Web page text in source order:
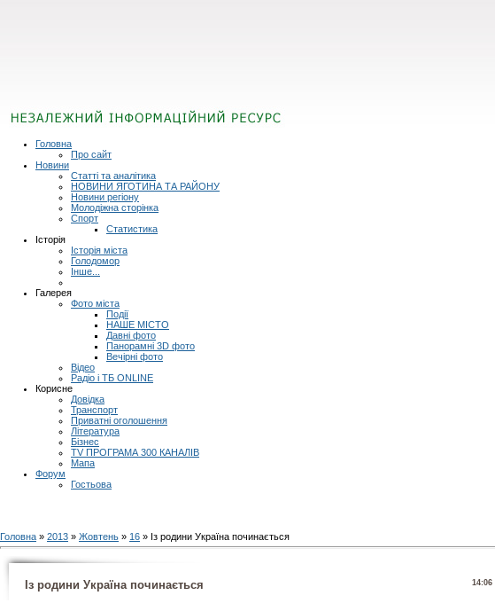
Головна
Про сайт
Новини
Статті та аналітика
НОВИНИ ЯГОТИНА ТА РАЙОНУ
Новини регіону
Молодіжна сторінка
Спорт
Статистика
Історія
Історія міста
Голодомор
Інше...
Галерея
Фото міста
Події
НАШЕ МІСТО
Давні фото
Панорамні 3D фото
Вечірні фото
Відео
Радіо і ТБ ONLINE
Корисне
Довідка
Транспорт
Приватні оголошення
Література
Бізнес
TV ПРОГРАМА 300 КАНАЛІВ
Мапа
Форум
Гостьова
Головна » 2013 » Жовтень » 16 » Із родини Україна починається
14:06
Із родини Україна починається